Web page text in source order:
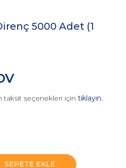
5000 Adet (1
taksit seçenekleri için tıklayın.
SEPETE EKLE